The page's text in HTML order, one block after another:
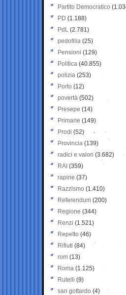
Partito Democratico
PD (1.188)
PdL (2.781)
pedofilia (25)
Pensioni (129)
Politica (40.855)
polizia (253)
Porto (12)
povertà (502)
Presepe (14)
Primarie (149)
Prodi (52)
Provincia (139)
radici e valori (3.682)
RAI (359)
rapine (37)
Razzismo (1.410)
Referendum (200)
Regione (344)
Renzi (1.521)
Repetto (46)
Rifiuti (84)
rom (13)
Roma (1.125)
Rutelli (9)
san gottardo (4)